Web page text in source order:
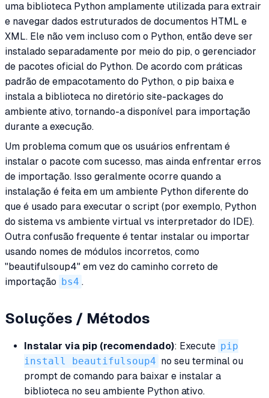
uma biblioteca Python amplamente utilizada para extrair
e navegar dados estruturados de documentos HTML e
XML. Ele não vem incluso com o Python, então deve ser
instalado separadamente por meio do pip, o gerenciador
de pacotes oficial do Python. De acordo com práticas
padrão de empacotamento do Python, o pip baixa e
instala a biblioteca no diretório site-packages do
ambiente ativo, tornando-a disponível para importação
durante a execução.
Um problema comum que os usuários enfrentam é
instalar o pacote com sucesso, mas ainda enfrentar erros
de importação. Isso geralmente ocorre quando a
instalação é feita em um ambiente Python diferente do
que é usado para executar o script (por exemplo, Python
do sistema vs ambiente virtual vs interpretador do IDE).
Outra confusão frequente é tentar instalar ou importar
usando nomes de módulos incorretos, como
"beautifulsoup4" em vez do caminho correto de
importação
bs4 .
Soluções / Métodos
Instalar via pip (recomendado): Execute pip
install beautifulsoup4 no seu terminal ou
prompt de comando para baixar e instalar a
biblioteca no seu ambiente Python ativo.